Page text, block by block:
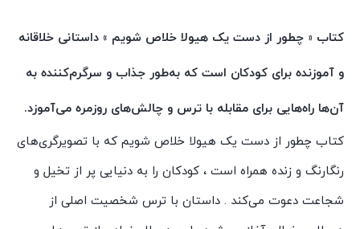
یک
خلاص
شویم
شارلوت
افسی
انتشارات
کتاب « چطور از دست یک هیولا خلاص شویم » داستانی خلاقانه
و آموزنده برای کودکان است که به‌طور جذاب و سرگرم‌کننده به
آن‌ها راه‌هایی برای مقابله با ترس و چالش‌های روزمره می‌آموزد.
کتاب چطور از دست یک هیولا خلاص شویم که با تصویرگری‌های
رنگارنگ و زنده همراه است ، کودکان را به دنیایی پر از تخیل و
شجاعت دعوت می‌کند . داستان با ترس شخصیت اصلی از